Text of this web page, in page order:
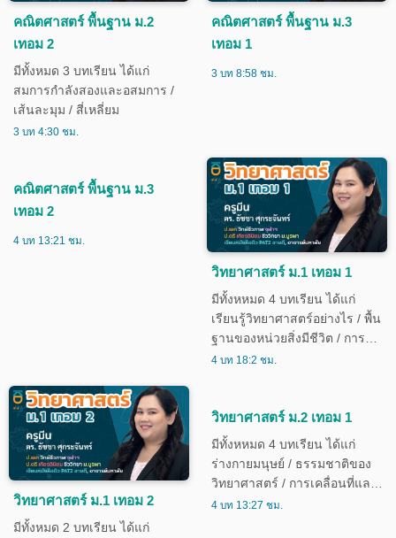
คณิตศาสตร์ พื้นฐาน ม.2
เทอม 2
มีทั้งหมด 3 บทเรียน ได้แก่
สมการกำลังสองและอสมการ /
เส้นละมุม / สี่เหลี่ยม
3 บท 4:30 ชม.
คณิตศาสตร์ พื้นฐาน ม.3
เทอม 1
3 บท 8:58 ชม.
วิทยาศาสตร์ ม.1 เทอม 1
มีทั้งหหมด 4 บทเรียน ได้แก่
เรียนรู้วิทยาศาสตร์อย่างไร / พื้น
ฐานของหน่วยสิ่งมีชีวิต / การ
ดำรงชีวิตของพืชดอก / สาร
4 บท 18:2 ชม.
วิทยาศาสตร์ ม.1 เทอม 2
มีทั้งหมด 2 บทเรียน ได้แก่
วิทยาศาสตร์ ม.2 เทอม 1
มีทั้งหหมด 4 บทเรียน ได้แก่
ร่างกายมนุษย์ / ธรรมชาติของ
วิทยาศาสตร์ / การเคลื่อนที่และ
แรง / สารละลาย
4 บท 13:27 ชม.